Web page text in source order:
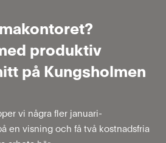
produktiv
på Kungsholmen
vi några fler januari-
en visning och få två kostnadsfria